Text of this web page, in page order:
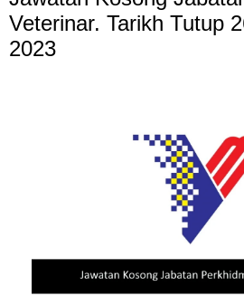
Veterinar. Tarikh Tutup
2023